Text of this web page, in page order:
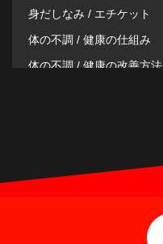
身だしなみ / エチケット
体の不調 / 健康の仕組み
体の不調 / 健康の改善方法